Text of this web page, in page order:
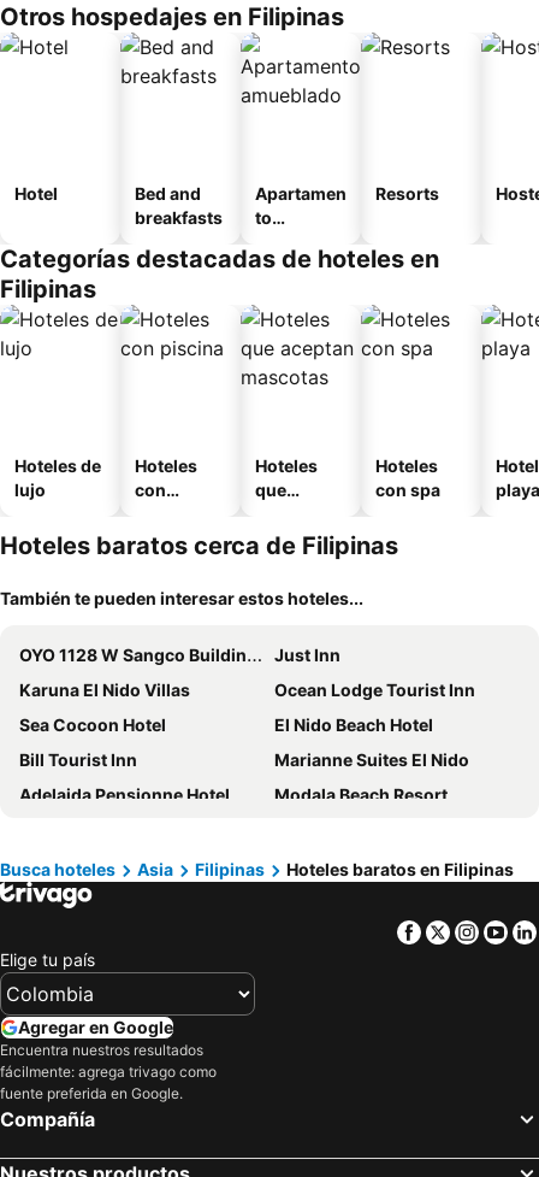
Otros hospedajes en Filipinas
Hotel
Bed and
breakfasts
Apartamen
to
o
Resorts
Categorías destacadas de hoteles en
Filipinas
Hoteles de
lujo
Hoteles
con
Hoteles
que
mascotas
Hoteles
con spa
playa
Hoteles baratos cerca de Filipinas
También te pueden interesar estos hoteles...
OYO 1128 W Sangco Building Leasing
Just Inn
Karuna El Nido Villas
Ocean Lodge Tourist Inn
Sea Cocoon Hotel
El Nido Beach Hotel
Bill Tourist Inn
Marianne Suites El Nido
Adelaida Pensionne Hotel
Modala Beach Resort
Manila Marriott Hotel at Newport World Resorts
Mountain Side Inn
Hotel H2O
Cebu Hotel Plus
Savoy Hotel Manila
Diamond Hotel Philippines
Bayfront Hotel Cebu - North Reclamation
Cuna Hotel
Red Planet Manila Binondo
Busca hoteles Asia Filipinas Hoteles baratos en Filipinas
Facebook
Twitter
Elige tu país
Agregar en Google
Encuentra nuestros resultados
fácilmente: agrega trivago como
fuente preferida en Google.
Compañía